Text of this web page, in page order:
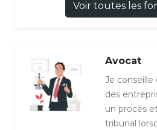
Voir toutes les
Avocat
Je conseille
des
un procès
tribunal